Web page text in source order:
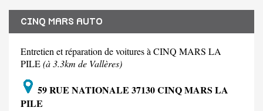
CINQ MARS AUTO
Entretien et réparation de voitures à CINQ MARS LA
PILE(à 3.3km de Vallères)
59 RUE NATIONALE 37130 CINQ MARS LA
PILE